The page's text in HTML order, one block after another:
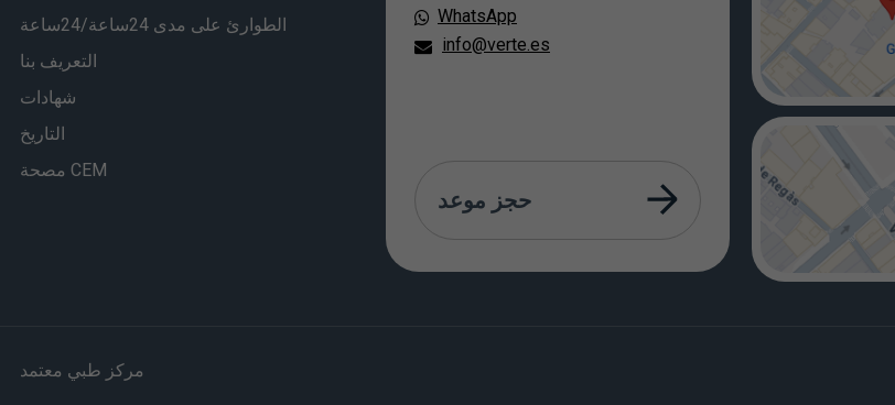
الطوارئ على مدى 24ساعة/24ساعة
التعريف بنا
شهادات
التاريخ
مصحة CEM
WhatsApp
info@verte.es
حجز موعد
مركز طبي معتمد